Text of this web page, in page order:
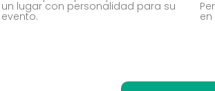
un lugar con personalidad para su
evento.